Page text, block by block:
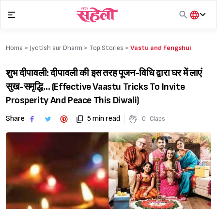
content
हिंदी
Home > Jyotish aur Dharm > Top Stories > Vastu and Fengshui
शुभ दीपावली: दीपावली की इस तरह पूजन-विधि द्वारा घर में लाएं
सुख-समृद्धि… (Effective Vaastu Tricks To Invite
Prosperity And Peace This Diwali)
Share 5 min read 0 Claps